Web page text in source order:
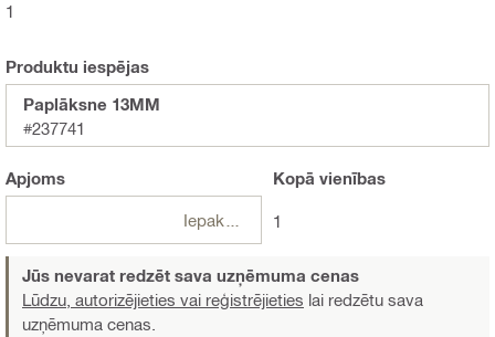
1
Produktu iespējas
Paplāksne 13MM
#237741
Apjoms Kopā vienības
1
Jūs nevarat redzēt sava uzņēmuma cenas
Lūdzu, autorizējieties vai reģistrējieties lai redzētu sava
uzņēmuma cenas.